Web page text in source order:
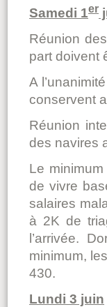
Samedi 1er
Réunion
part doivent
A
conservent
Réunion
des navires
Le
de vivre
salaires
à 2K de
l’arrivée.
minimum,
430.
Lundi 3 juin